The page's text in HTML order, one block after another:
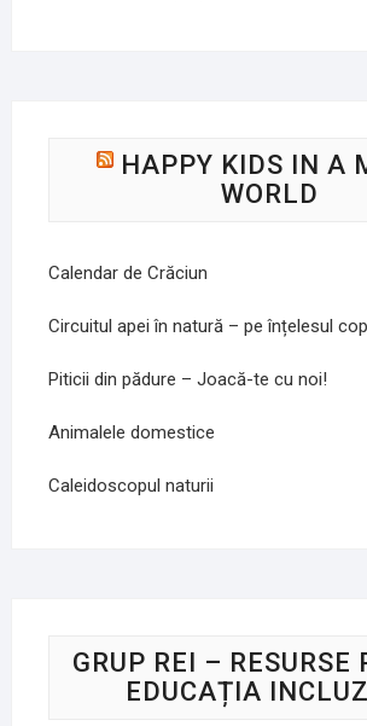
HAPPY KIDS IN A
WORLD
Calendar de Crăciun
Circuitul apei în natură – pe înțelesul
Piticii din pădure – Joacă-te cu noi!
Animalele domestice
Caleidoscopul naturii
GRUP REI – RESURSE
EDUCAȚIA